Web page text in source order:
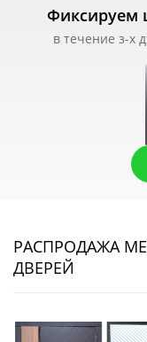
Фиксируем
в течение з-х
РАСПРОДАЖА
ДВЕРЕЙ